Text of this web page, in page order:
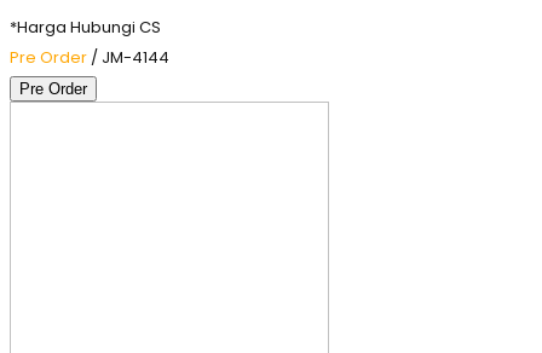
*Harga Hubungi CS
Pre Order / JM-4144
Pre Order